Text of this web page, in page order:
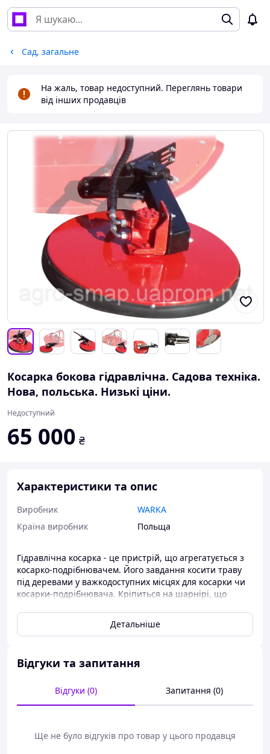
Сад, загальне
На жаль, товар недоступний. Переглянь товари
від інших продавців
Косарка бокова гідравлічна. Садова техніка.
Нова, польська. Низькі ціни.
Недоступний
65 000 ₴
Характеристики та опис
Виробник
WARKA
Країна виробник
Польща
Гідравлічна косарка - це пристрій, що агрегатується з
косарко-подрібнювачем. Його завдання косити траву
під деревами у важкодоступних місцях для косарки чи
косарки-подрібнювача. Кріпиться на шарнірі, що
монтується на боковій стінці косарки-подрібнювача і
живиться від зовнішнього гідравлічного
Можливий монтаж на навіску трактора за
додоткову плату - 1197 zl
Детальніше
Відгуки та запитання
Відгуки (0) Запитання (0)
Ще не було відгуків про товар у цього продавця